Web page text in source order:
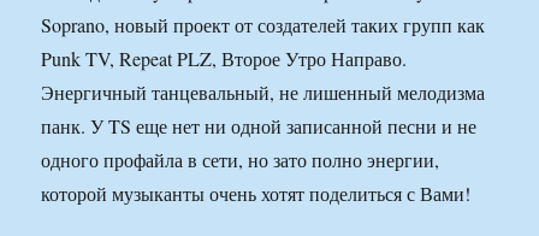
Soprano, новый проект от создателей таких групп как
Punk TV, Repeat PLZ, Второе Утро Направо.
Энергичный танцевальный, не лишенный мелодизма
панк. У TS еще нет ни одной записанной песни и не
одного профайла в сети, но зато полно энергии,
которой музыканты очень хотят поделиться с Вами!